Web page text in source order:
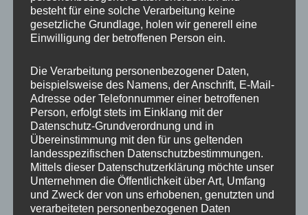
Lochkreis 5×112
Hinweis
Lochzahl
Mittellochbohrung 72,6 mm
Nabenbohrung 72.6
PCD 112 mm
Traglast 750
besteht für eine solche Verarbeitung keine
gesetzliche Grundlage, holen wir generell eine
Einwilligung der betroffenen Person ein.
Die Verarbeitung personenbezogener Daten,
beispielsweise des Namens, der Anschrift, E-Mail-
Adresse oder Telefonnummer einer betroffenen
Person, erfolgt stets im Einklang mit der
Datenschutz-Grundverordnung und in
Übereinstimmung mit den für uns geltenden
landesspezifischen Datenschutzbestimmungen.
Mittels dieser Datenschutzerklärung möchte unser
Unternehmen die Öffentlichkeit über Art, Umfang
und Zweck der von uns erhobenen, genutzten und
verarbeiteten personenbezogenen Daten